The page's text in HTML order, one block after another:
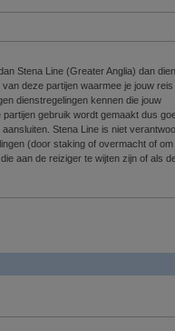
Stena Line (Greater Anglia) dan
deze partijen waarmee je jouw reis
dienstregelingen kennen die jouw
gebruik wordt gemaakt dus
Stena Line is niet
(door staking of overmacht of om
aan de reiziger te wijten zijn of als